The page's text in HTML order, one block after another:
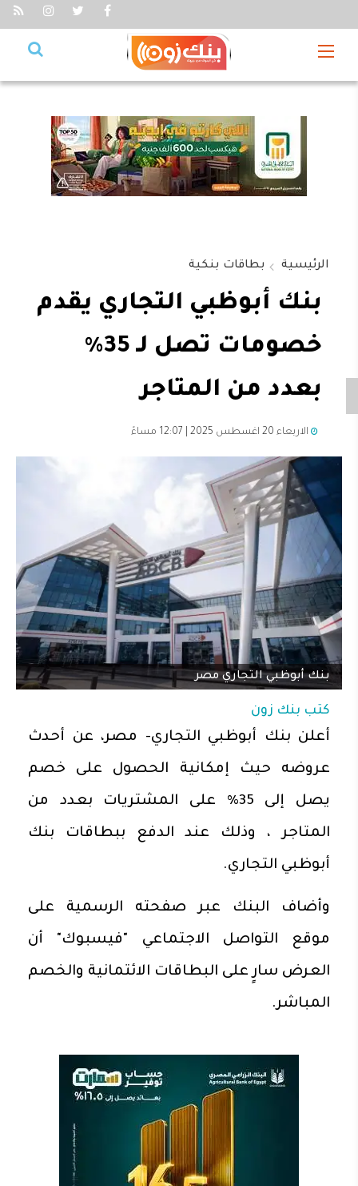
الرئيسية بطاقات بنكية
بنك أبوظبي التجاري يقدم
خصومات تصل لـ 35%
بعدد من المتاجر
الاربعاء 20 اغسطس 2025 | 12:07 مساءً
بنك أبوظبي التجاري مصر
كتب بنك زون
أعلن بنك أبوظبي التجاري- مصر، عن أحدث
عروضه حيث إمكانية الحصول على خصم
يصل إلى 35% على المشتريات بعدد من
المتاجر ، وذلك عند الدفع ببطاقات بنك
أبوظبي التجاري.
وأضاف البنك عبر صفحته الرسمية على
موقع التواصل الاجتماعي "فيسبوك" أن
العرض سارٍ على البطاقات الائتمانية والخصم
المباشر.